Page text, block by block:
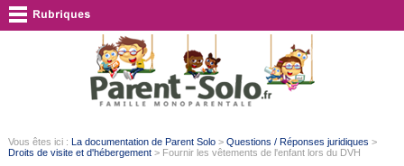
Vous êtes ici : La documentation de Parent Solo> Questions / Réponses juridiques >
Droits de visite et d'hébergement> Fournir les vêtements de l'enfant lors du DVH